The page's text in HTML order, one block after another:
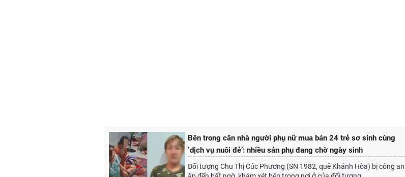
Bên trong căn nhà người phụ nữ mua bán 24 trẻ sơ sinh cùng
‘dịch vụ nuôi đẻ’: nhiều sản phụ đang chờ ngày sinh
Đối tượng Chu Thị Cúc Phương (SN 1982, quê Khánh Hòa) bị công an